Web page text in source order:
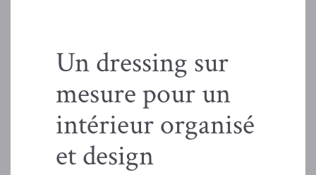
Un dressing sur
mesure pour un
intérieur organisé
et design